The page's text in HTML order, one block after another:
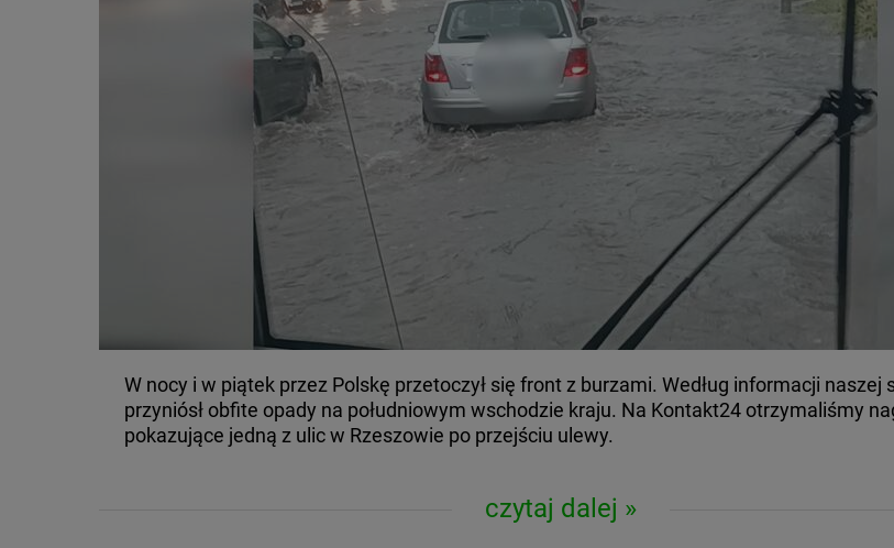
czytaj dalej
W nocy i w piątek przez Polskę przetoczył się front z burzami. Według informacji naszej
przyniósł obfite opady na południowym wschodzie kraju. Na Kontakt24 otrzymaliśmy
pokazujące jedną z ulic w Rzeszowie po przejściu ulewy.